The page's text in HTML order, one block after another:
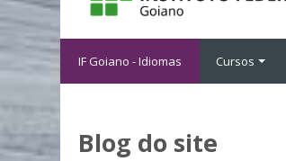
IF Goiano - Idiomas Cursos
Blog do site